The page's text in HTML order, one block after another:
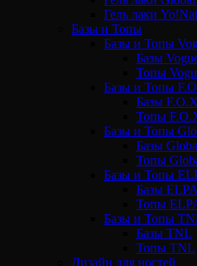
Гель лаки
Базы и Топы
Базы и Топы
Базы
Топы
Базы и Топы
Базы F.O.X
Топы
Базы и Топы
Базы
Топы
Базы и Топы
Базы
Топы
Базы и Топы
Базы TNL
Топы TNL
Дизайн для ногтей